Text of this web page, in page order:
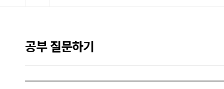
뉴
공부 질문하기